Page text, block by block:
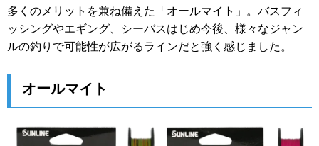
多くのメリットを兼ね備えた「オールマイト」。バスフィ
ッシングやエギング、シーバスはじめ今後、様々なジャン
ルの釣りで可能性が広がるラインだと強く感じました。
オールマイト